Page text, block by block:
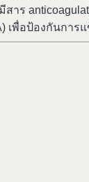
าร
เพื่อป้องกันการ